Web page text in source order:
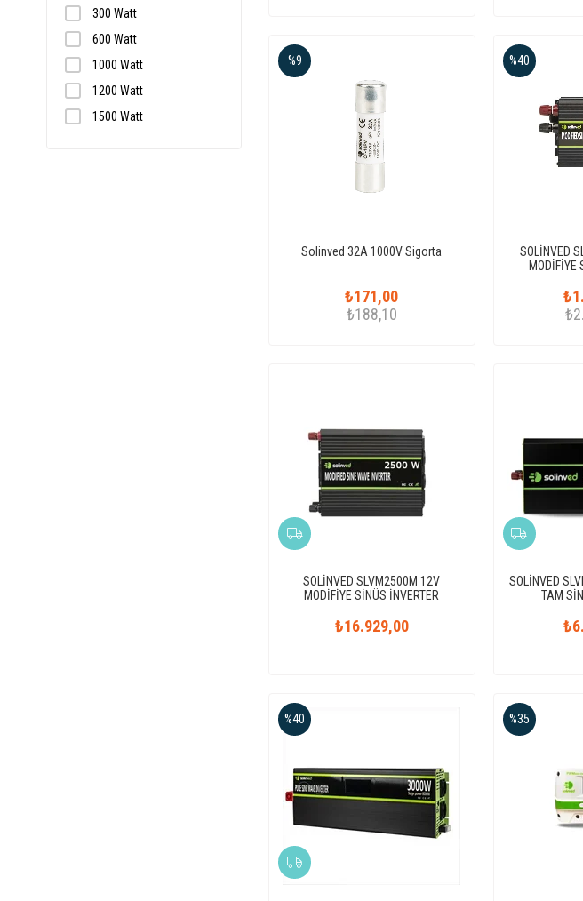
300 Watt
600 Watt
1000 Watt
1200 Watt
1500 Watt
Solinved 32A 1000V Sigorta
₺171,00
₺188,10
%9
SOLİNVED
MODİFİYE
%40
SOLİNVED SLVM2500M 12V
MODİFİYE SİNÜS İNVERTER
₺16.929,00
SOLİNVED
TAM
%40 %35